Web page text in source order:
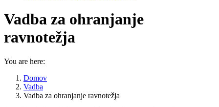
Vadba za ohranjanje
ravnotežja
You are here:
Domov
Vadba
Vadba za ohranjanje ravnotežja